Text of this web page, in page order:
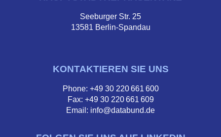
Seeburger Str. 25
13581 Berlin-Spandau
KONTAKTIEREN SIE UNS
Phone: +49 30 220 661 600
Fax: +49 30 220 661 609
Email: info@databund.de